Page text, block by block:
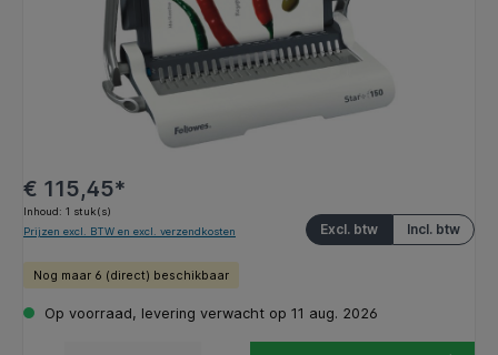
€ 115,45*
Inhoud: 1 stuk(s)
Incl. btw
Excl. btw
Prijzen excl. BTW en excl. verzendkosten
Nog maar 6 (direct) beschikbaar
Op voorraad, levering verwacht op 11 aug. 2026